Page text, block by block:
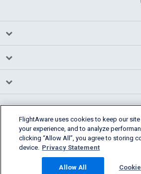
Cookie Settings
FlightAware uses cookies to keep our site
your experience, and to analyze
clicking “Allow All”, you agree to storing
device. Privacy Statement
Allow All